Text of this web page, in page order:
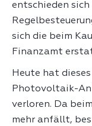
entschieden
sich die beim
Finanzamt
Heute hat
Photovoltaik-
verloren. Da
mehr anfällt,